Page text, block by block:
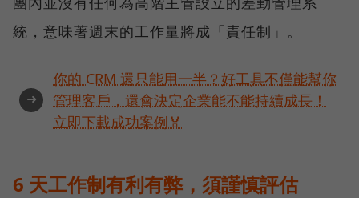
統，意味著週末的工作量將成「責任制」。
➜
你的 CRM 還只能用一半？好工具不僅能幫你
管理客戶，還會決定企業能不能持續成長！
立即下載成功案例🏅
6 天工作制有利有弊，須謹慎評估